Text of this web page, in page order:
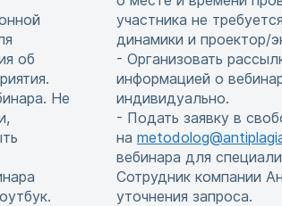
об
Не
участника не
динамики и проектор/
- Организовать
информацией о
индивидуально.
- Подать заявку в
на
вебинара для
Сотрудник компании
уточнения запроса.